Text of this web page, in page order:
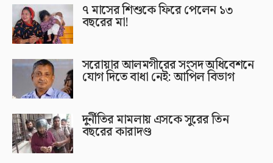
৭ মাসের শিশুকে ফিরে পেলেন ১৩
বছরের মা!
সরোয়ার আলমগীরের সংসদ অধিবেশনে
যোগ দিতে বাধা নেই: আপিল বিভাগ
দুর্নীতির মামলায় এসকে সুরের তিন
বছরের কারাদণ্ড